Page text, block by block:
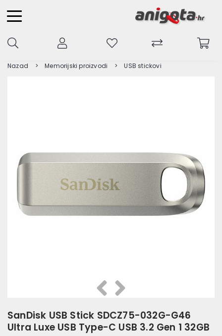
Nazad Memorijski proizvodi USB stickovi
PrethodnaSlijedeća
SanDisk USB Stick SDCZ75-032G-G46
Ultra Luxe USB Type-C USB 3.2 Gen 1 32GB